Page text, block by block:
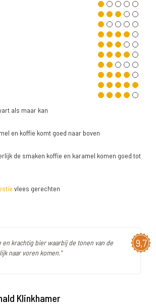
als maar kan
en koffie komt goed naar boven
de smaken koffie en karamel komen goed tot
vlees gerechten
9,7
en krachtig bier waarbij de tonen van de
naar voren komen."
Klinkhamer